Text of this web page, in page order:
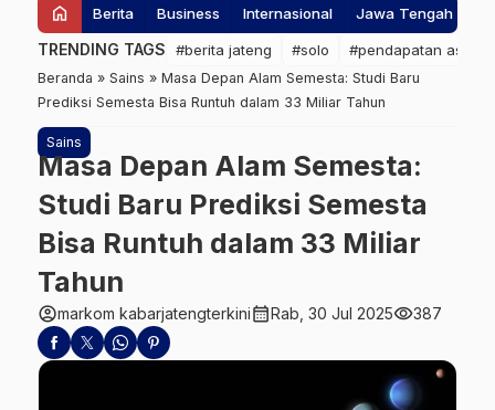
home Berita Business Internasional Jawa Tengah
TRENDING TAGS #berita jateng #solo #pendapatan asli
Beranda » Sains » Masa Depan Alam Semesta: Studi Baru
Prediksi Semesta Bisa Runtuh dalam 33 Miliar Tahun
Sains
Masa Depan Alam Semesta:
Studi Baru Prediksi Semesta
Bisa Runtuh dalam 33 Miliar
Tahun
account_circlemarkom kabarjatengterkinicalendar_monthRab, 30 Jul 2025visibility387